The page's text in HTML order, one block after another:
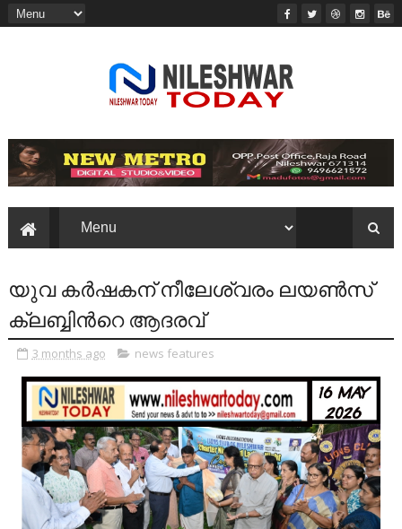
യുവ കർഷകന് നീലേശ്വരം ലയൺസ്
ക്ലബ്ബിൻറെ ആദരവ്
3 months ago news features